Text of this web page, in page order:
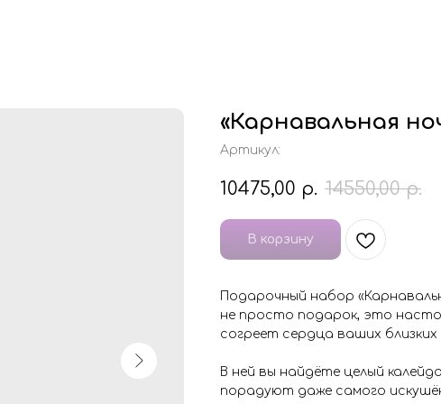
«Карнавальная
Артикул:
10475,00 р. 14550,00 р.
В корзину
Подарочный набор
не просто подарок, это
согреет сердца ваших близких
В ней вы найдёте целый
порадуют даже самого